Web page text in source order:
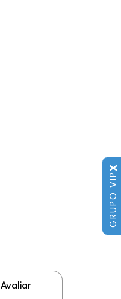
Avaliar
GRUPO VIP
X